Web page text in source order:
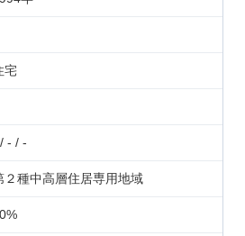
宅
- / -
２種中高層住居専用地域